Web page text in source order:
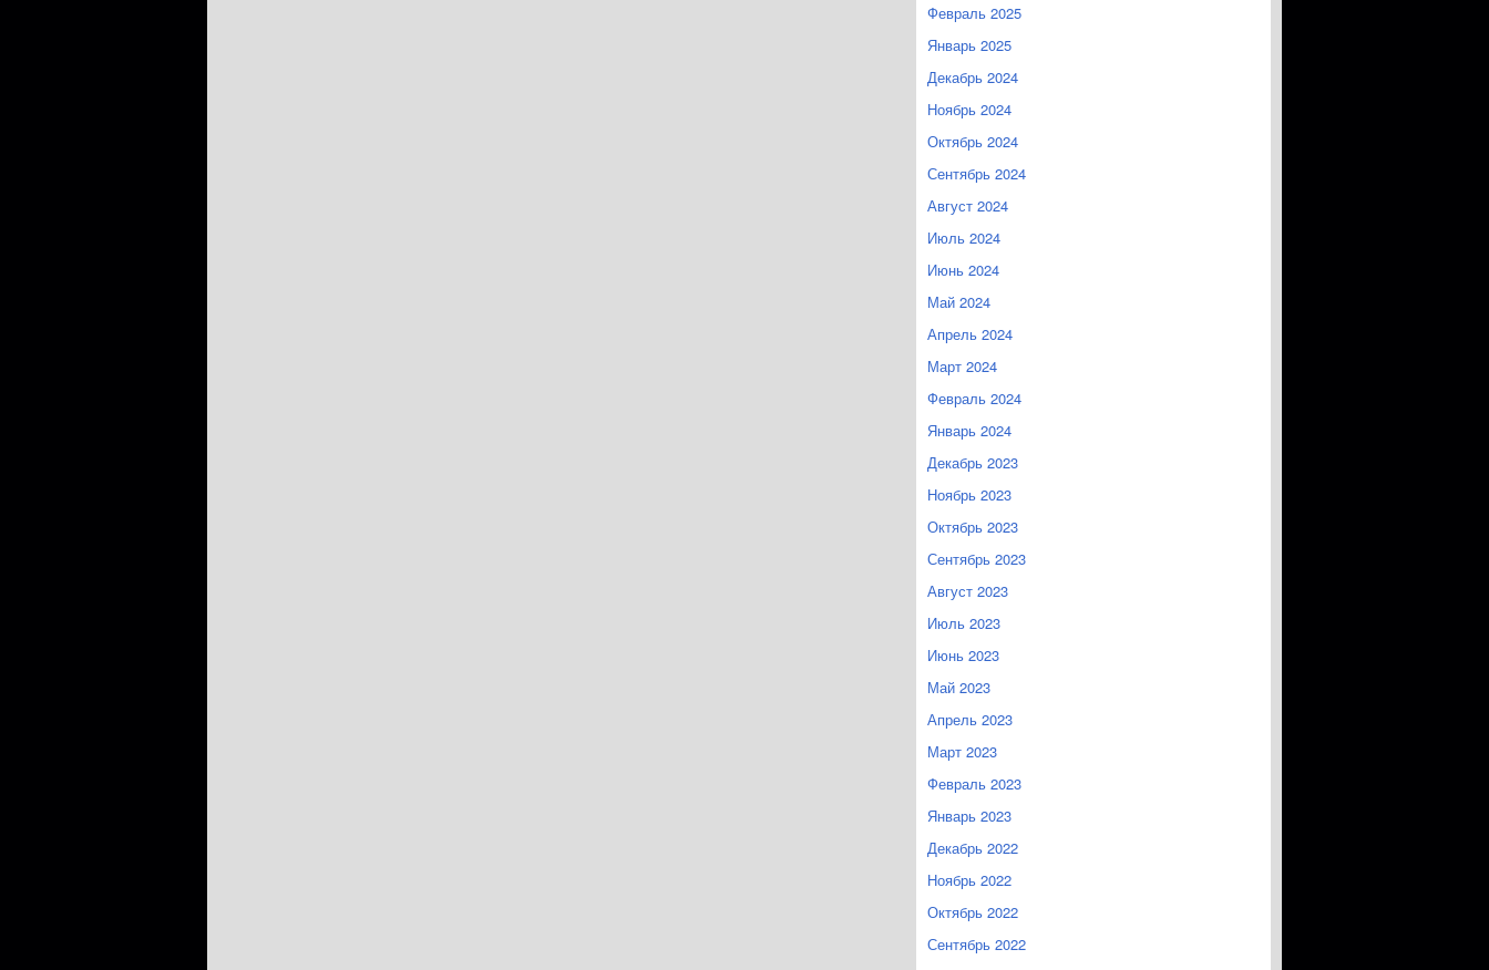
Февраль 2025
Январь 2025
Декабрь 2024
Ноябрь 2024
Октябрь 2024
Сентябрь 2024
Август 2024
Июль 2024
Июнь 2024
Май 2024
Апрель 2024
Март 2024
Февраль 2024
Январь 2024
Декабрь 2023
Ноябрь 2023
Октябрь 2023
Сентябрь 2023
Август 2023
Июль 2023
Июнь 2023
Май 2023
Апрель 2023
Март 2023
Февраль 2023
Январь 2023
Декабрь 2022
Ноябрь 2022
Октябрь 2022
Сентябрь 2022